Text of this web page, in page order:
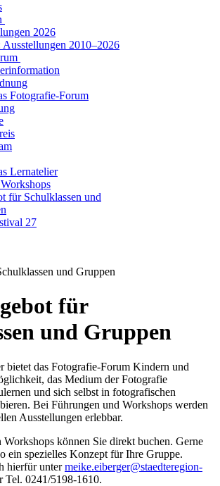
2026
2010–2026
Fotografie-Forum
Lernatelier
für Schulklassen und
27
und Gruppen
für
und Gruppen
bietet das Fotografie-Forum Kindern und
das Medium der Fotografie
und sich selbst in fotografischen
Bei Führungen und Workshops werden
Ausstellungen erlebbar.
Workshops können Sie direkt buchen. Gerne
ein spezielles Konzept für Ihre Gruppe.
hierfür untermeike.eiberger@staedteregion-
Tel. 0241/5198-1610.